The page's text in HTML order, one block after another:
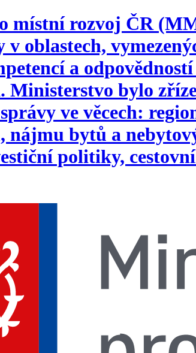
místní rozvoj ČR
v oblastech,
a
Ministerstvo bylo
ve věcech:
nájmu bytů a
politiky,